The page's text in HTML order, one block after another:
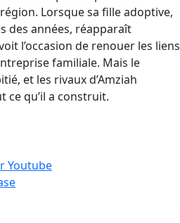
Lorsque sa fille adoptive,
des années, réapparaît
l’occasion de renouer les liens
familiale. Mais le
et les rivaux d’Amziah
ce qu’il a construit.
Youtube